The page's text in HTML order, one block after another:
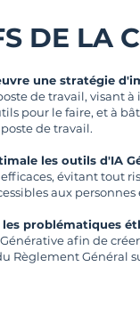
DE LA
une stratégie
de travail, visant
pour le faire, et à
de travail.
les outils d'IA
évitant tout
aux
problématiques
afin de
Règlement Général